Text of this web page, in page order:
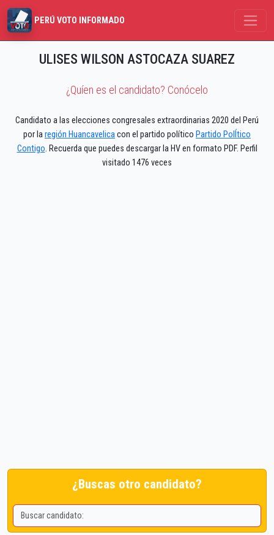
PERÚ VOTO INFORMADO
ULISES WILSON ASTOCAZA SUAREZ
¿Quíen es el candidato? Conócelo
Candidato a las elecciones congresales extraordinarias 2020 del Perú
por laregión Huancavelicacon el partido político Partido PolÍtico
Contigo. Recuerda que puedes descargar la HV en formato PDF. Perfil
visitado 1476 veces
¿Buscas otro candidato?